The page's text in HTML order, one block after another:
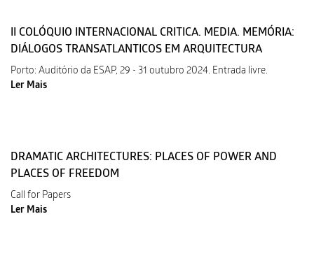
II COLÓQUIO INTERNACIONAL CRITICA. MEDIA. MEMÓRIA:
DIÁLOGOS TRANSATLANTICOS EM ARQUITECTURA
Porto: Auditório da ESAP, 29 - 31 outubro 2024. Entrada livre.
Ler Mais
DRAMATIC ARCHITECTURES: PLACES OF POWER AND
PLACES OF FREEDOM
Call for Papers
Ler Mais